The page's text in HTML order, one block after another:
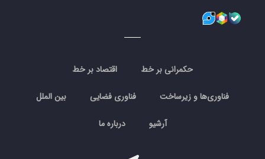
حکمرانی بر خط اقتصاد بر خط
فناوری‌ها و زیرساخت فناوری فضایی بین الملل
آرشیو درباره ما